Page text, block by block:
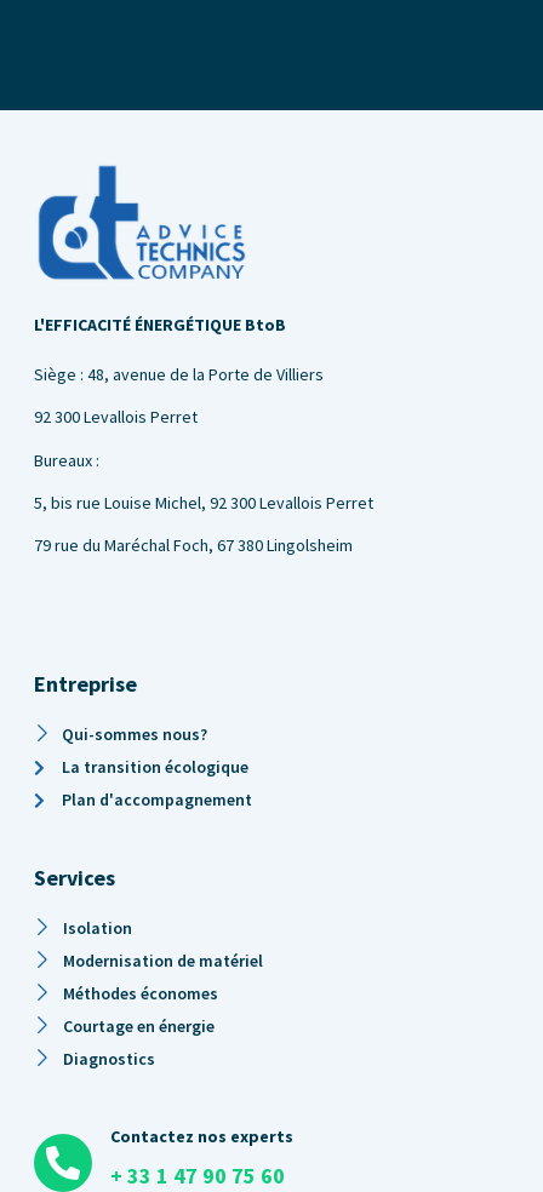
L'EFFICACITÉ ÉNERGÉTIQUE BtoB
Siège : 48, avenue de la Porte de Villiers
92 300 Levallois Perret
Bureaux :
5, bis rue Louise Michel, 92 300 Levallois Perret
79 rue du Maréchal Foch, 67 380 Lingolsheim
Entreprise
Qui-sommes nous?
La transition écologique
Plan d'accompagnement
Services
Isolation
Modernisation de matériel
Méthodes économes
Courtage en énergie
Diagnostics
Contactez nos experts
+ 33 1 47 90 75 60